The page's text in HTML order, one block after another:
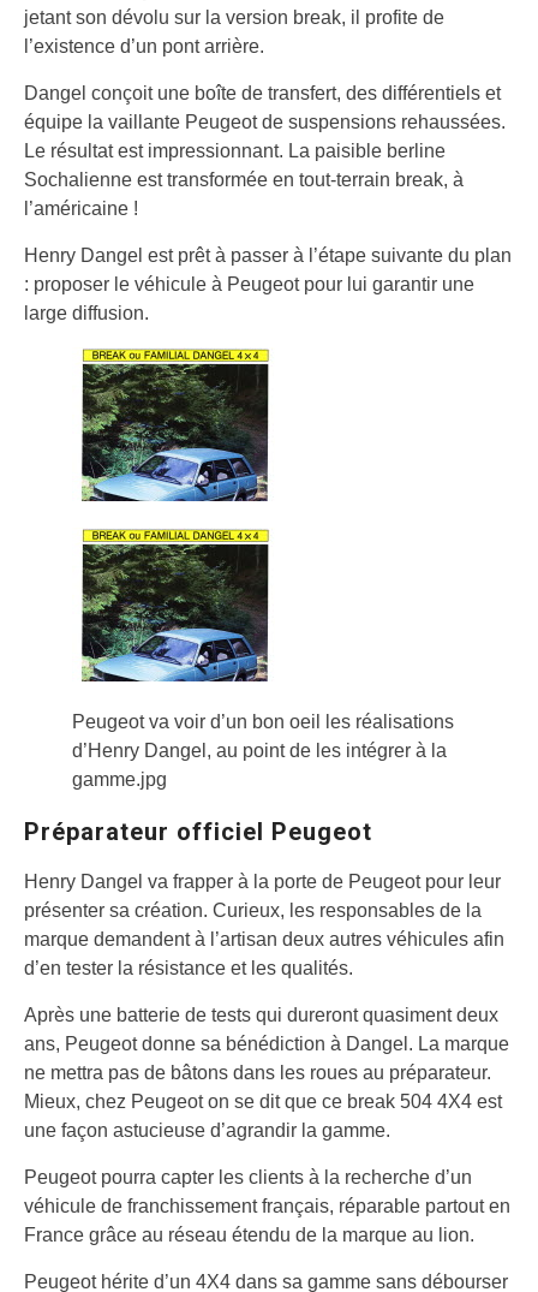
jetant son dévolu sur la version break, il profite de
l’existence d’un pont arrière.
Dangel conçoit une boîte de transfert, des différentiels et
équipe la vaillante Peugeot de suspensions rehaussées.
Le résultat est impressionnant. La paisible berline
Sochalienne est transformée en tout-terrain break, à
l’américaine !
Henry Dangel est prêt à passer à l’étape suivante du plan
: proposer le véhicule à Peugeot pour lui garantir une
large diffusion.
Peugeot va voir d’un bon oeil les réalisations
d’Henry Dangel, au point de les intégrer à la
gamme.jpg
Préparateur officiel Peugeot
Henry Dangel va frapper à la porte de Peugeot pour leur
présenter sa création. Curieux, les responsables de la
marque demandent à l’artisan deux autres véhicules afin
d’en tester la résistance et les qualités.
Après une batterie de tests qui dureront quasiment deux
ans, Peugeot donne sa bénédiction à Dangel. La marque
ne mettra pas de bâtons dans les roues au préparateur.
Mieux, chez Peugeot on se dit que ce break 504 4X4 est
une façon astucieuse d’agrandir la gamme.
Peugeot pourra capter les clients à la recherche d’un
véhicule de franchissement français, réparable partout en
France grâce au réseau étendu de la marque au lion.
Peugeot hérite d’un 4X4 dans sa gamme sans débourser